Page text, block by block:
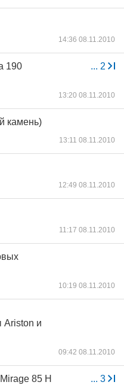
14:36 08.11.2010
... 2
190
13:20 08.11.2010
камень)
13:11 08.11.2010
12:49 08.11.2010
11:17 08.11.2010
10:19 08.11.2010
Ariston и
09:42 08.11.2010
... 3
85 Н